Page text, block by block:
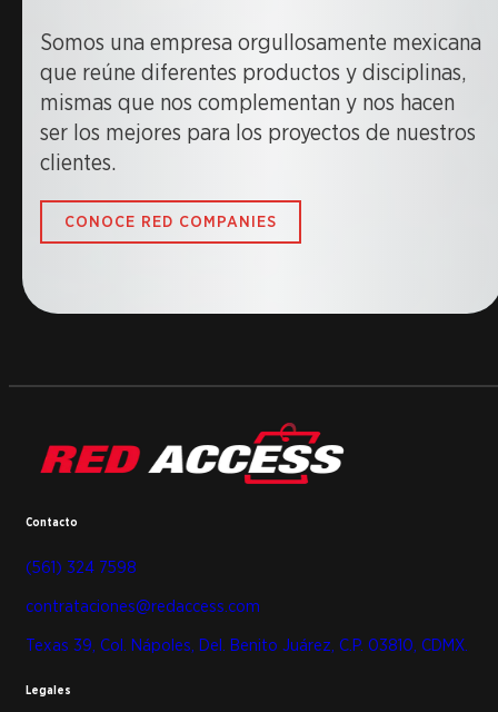
Somos una empresa orgullosamente mexicana
que reúne diferentes productos y disciplinas,
mismas que nos complementan y nos hacen
ser los mejores para los proyectos de nuestros
clientes.
CONOCE RED COMPANIES
Contacto
(561) 324 7598
contrataciones@redaccess.com
Texas 39, Col. Nápoles, Del. Benito Juárez, C.P. 03810, CDMX.
Legales